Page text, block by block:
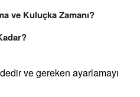
ve Kuluçka Zamanı?
ve gereken ayarlamayı